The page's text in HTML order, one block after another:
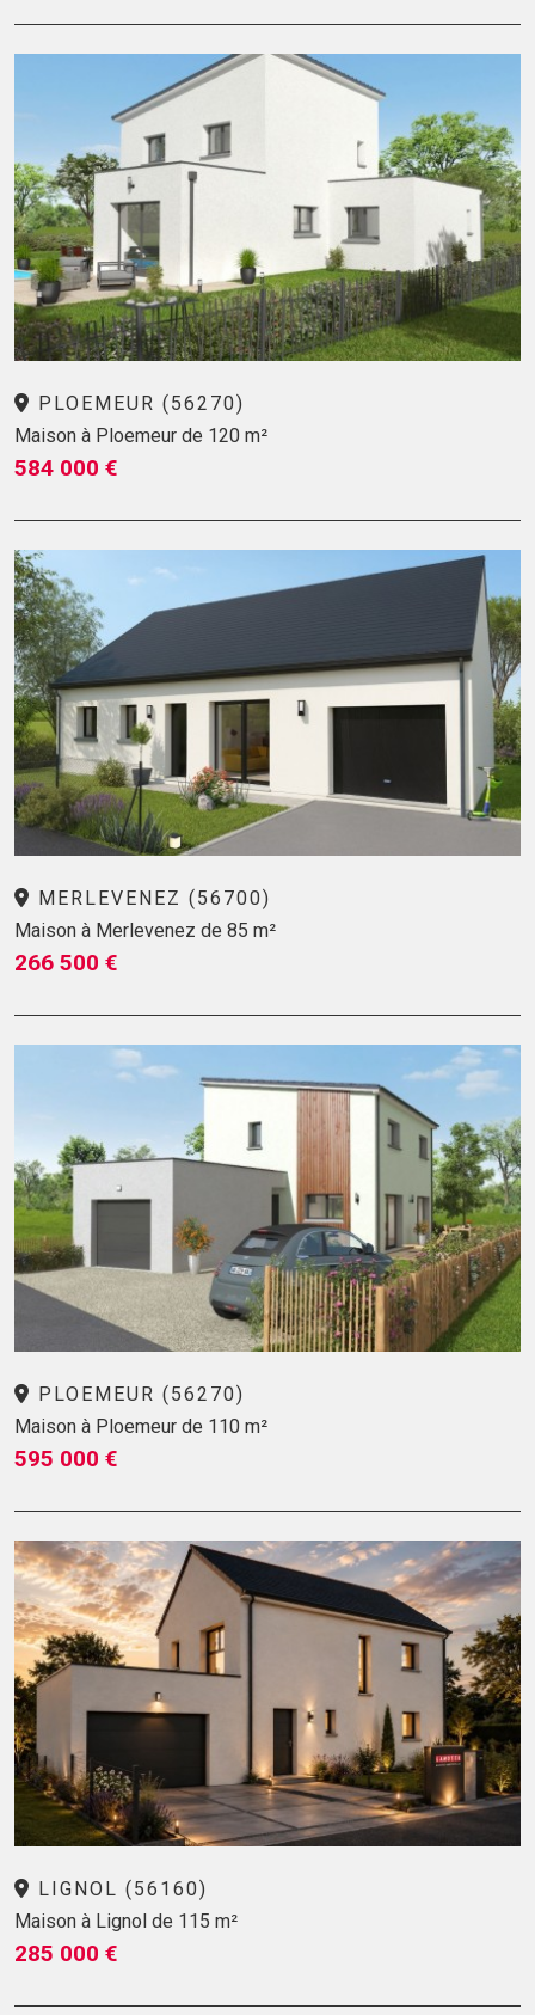
PLOEMEUR (56270)
Maison à Ploemeur de 120 m²
584 000 €
MERLEVENEZ (56700)
Maison à Merlevenez de 85 m²
266 500 €
PLOEMEUR (56270)
Maison à Ploemeur de 110 m²
595 000 €
LIGNOL (56160)
Maison à Lignol de 115 m²
285 000 €